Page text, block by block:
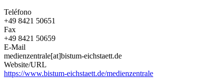
Teléfono
+49 8421 50651
Fax
+49 8421 50659
E-Mail
medienzentrale[at]bistum-eichstaett.de
Website/URL
https://www.bistum-eichstaett.de/medienzentrale